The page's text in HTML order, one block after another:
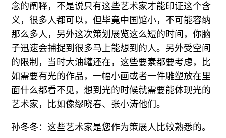
念的阐释，不是说只有这些艺术家才能印证这个含
义，很多人都可以，但毕竟中国馆小，不可能容纳
那么多人，另外这次策划展览这么短的时间，你脑
子迅速会捕捉到很多马上能想到的人。另外受空间
的限制，当时大油罐还在，这些要素都要考虑，比
如需要有光的作品，一幅小画或者一件雕塑放在里
面什么都看不见，想到光的时候就需要能体现光的
艺术家，比如像缪晓春、张小涛他们。
孙冬冬：这些艺术家是您作为策展人比较熟悉的。